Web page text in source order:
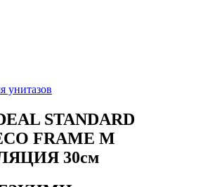
унитазов
STANDARD
FRAME M
30см